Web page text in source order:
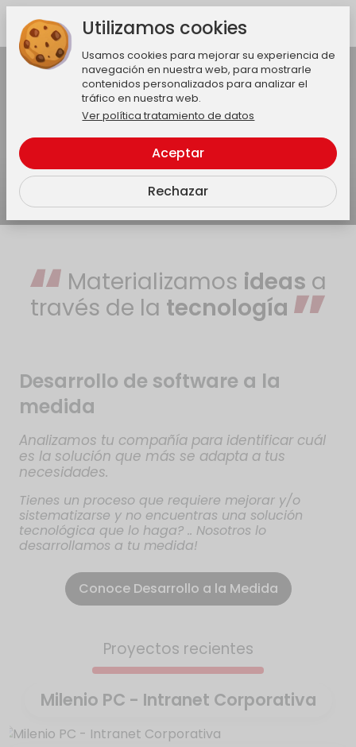
Activar audio
Materializamos ideas a
través de la tecnología
Desarrollo de software a la
medida
Analizamos tu compañía para identificar cuál
es la solución que más se adapta a tus
necesidades.
Tienes un proceso que requiere mejorar y/o
sistematizarse y no encuentras una solución
tecnológica que lo haga? .. Nosotros lo
desarrollamos a tu medida!
Conoce Desarrollo a la Medida
Proyectos recientes
Milenio PC - Intranet Corporativa
Utilizamos cookies
Usamos cookies para mejorar su experiencia de
navegación en nuestra web, para mostrarle
contenidos personalizados para analizar el
tráfico en nuestra web.
Ver política tratamiento de datos
Aceptar
Rechazar